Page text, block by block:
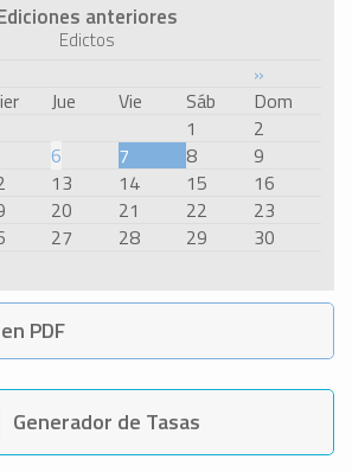
anteriores
Edictos
»
Jue Vie Sáb
Dom
1
2
6 7 8
9
13 14 15
16
20 21 22
23
27 28 29
30
PDF
Generador de Tasas